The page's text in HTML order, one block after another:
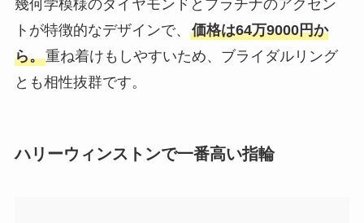
幾何学模様のダイヤモンドとプラチナのアクセン
トが特徴的なデザインで、 価格は64万9000円か
ら。重ね着けもしやすいため、ブライダルリング
とも相性抜群です。
ハリーウィンストンで一番高い指輪